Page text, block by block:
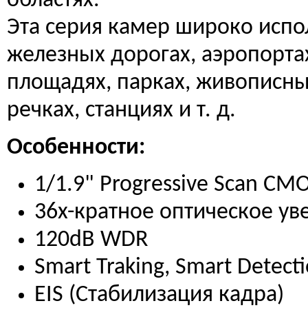
Эта серия камер широко
железных дорогах,
площадях, парках,
речках, станциях и т. д.
Особенности:
1/1.9" Progressive Scan
36x-кратное оптическое
120dB WDR
Smart Traking, Smart
EIS (Стабилизация кадра)